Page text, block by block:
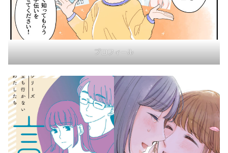
プロフィール